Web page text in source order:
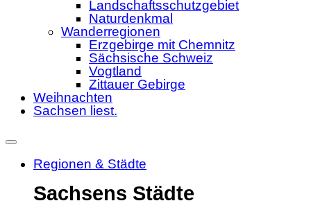
Landschaftsschutzgebiet
Naturdenkmal
Wanderregionen
Erzgebirge mit Chemnitz
Sächsische Schweiz
Vogtland
Zittauer Gebirge
Weihnachten
Sachsen liest.
Regionen & Städte
Sachsens Städte